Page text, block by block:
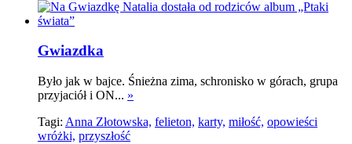
Gwiazdka
Było jak w bajce. Śnieżna zima, schronisko w górach, grupa
przyjaciół i ON... »
Tagi: Anna Złotowska, felieton, karty, miłość, opowieści
wróżki, przyszłość